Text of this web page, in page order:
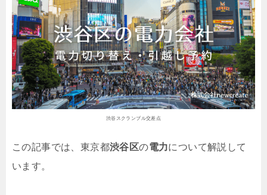
渋谷スクランブル交差点
この記事では、東京都渋谷区の電力について解説して
います。